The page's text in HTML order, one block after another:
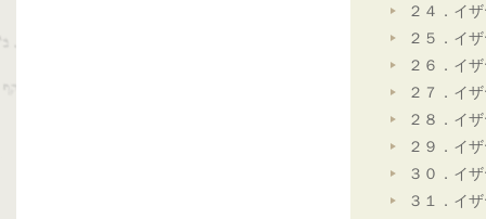
２４．イ
２５．イ
２６．イ
２７．イ
２８．イ
２９．イ
３０．イ
３１．イ